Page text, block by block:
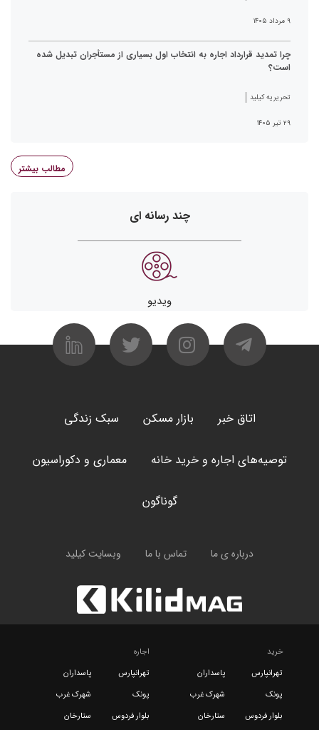
۹ مرداد ۱۴۰۵
چرا تمدید قرارداد اجاره به انتخاب اول بسیاری از مستأجران تبدیل شده
است؟
تحریریه کیلید
۲۹ تیر ۱۴۰۵
مطالب بیشتر
چند رسانه ای
ویدیو
اتاق خبر بازار مسکن سبک زندگی
توصیه‌های اجاره و خرید خانه معماری و دکوراسیون
گوناگون
درباره ی ما تماس با ما وبسایت کیلید
خرید
تهرانپارس
پاسداران
پونک
شهرک غرب
بلوار فردوس
ستارخان
اجاره
تهرانپارس
پاسداران
پونک
شهرک غرب
بلوار فردوس
ستارخان